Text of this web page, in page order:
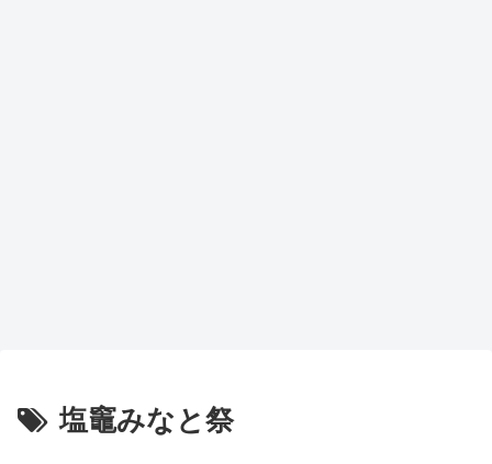
塩竈みなと祭